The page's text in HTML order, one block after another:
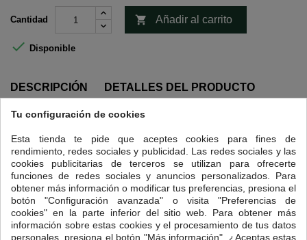
Cantidad  Añadir al carrito
 Disponible
DESCRIPCIÓN DETALLES DEL PRODUCTO
Intensidad 5.
Etiopía es la cuna del café, donde el cafeto Arábica crece de manera
silvestre y desde donde se extendió al resto del mundo.
En Sidamo, provincia situada al sur del país, se cultiva esta variedad
de café a 1.800 m, en el clima tropical de las Highlands. Son pequeños
cultivos orgánicos en los que las cooperativas de agricultores utilizan
los medios tradicionales, recolectando a mano, lavando los granos con
agua y dejándolos secar al sol.
La tradición cafetera de esta zona hace que el tratamiento que recibe
Tu configuración de cookies
Esta tienda te pide que aceptes cookies para fines de
rendimiento, redes sociales y publicidad. Las redes sociales y las
cookies publicitarias de terceros se utilizan para ofrecerte
funciones de redes sociales y anuncios personalizados. Para
obtener más información o modificar tus preferencias, presiona el
botón "Configuración avanzada" o visita "Preferencias de
cookies" en la parte inferior del sitio web. Para obtener más
información sobre estas cookies y el procesamiento de tus datos
personales, presiona el botón "Más información". ¿Aceptas estas